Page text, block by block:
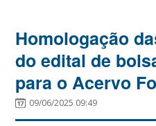
Homologação
do edital de
para o Acervo
09/06/2025 09:49